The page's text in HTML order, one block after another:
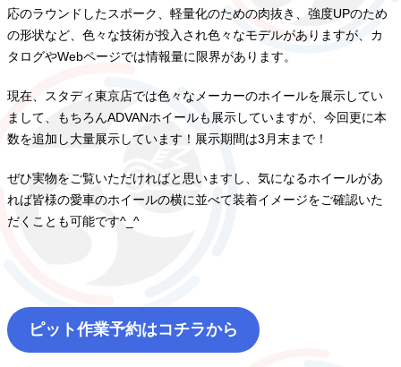
応のラウンドしたスポーク、軽量化のための肉抜き、強度UPのため
の形状など、色々な技術が投入され色々なモデルがありますが、カ
タログやWebページでは情報量に限界があります。
現在、スタディ東京店では色々なメーカーのホイールを展示してい
まして、もちろんADVANホイールも展示していますが、今回更に本
数を追加し大量展示しています！展示期間は3月末まで！
ぜひ実物をご覧いただければと思いますし、気になるホイールがあ
れば皆様の愛車のホイールの横に並べて装着イメージをご確認いた
だくことも可能です^_^
ピット作業予約はコチラから